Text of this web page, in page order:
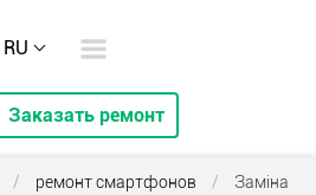
RU
Заказать ремонт
/ ремонт смартфонов /
Заміна